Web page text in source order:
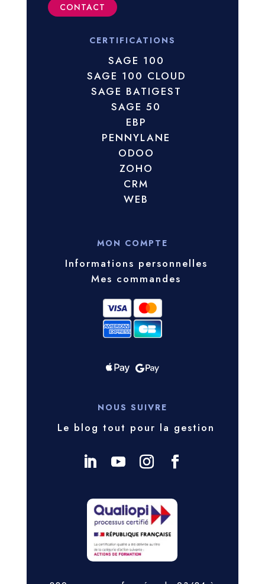
CONTACT
CERTIFICATIONS
SAGE 100
SAGE 100 CLOUD
SAGE BATIGEST
SAGE 50
EBP
PENNYLANE
ODOO
ZOHO
CRM
WEB
MON COMPTE
Informations personnelles
Mes commandes
NOUS SUIVRE
Le blog tout pour la gestion